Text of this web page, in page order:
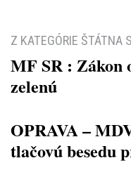
Z KATEGÓRIE ŠTÁTNA
MF SR : Zákon
zelenú
OPRAVA –
tlačovú besedu